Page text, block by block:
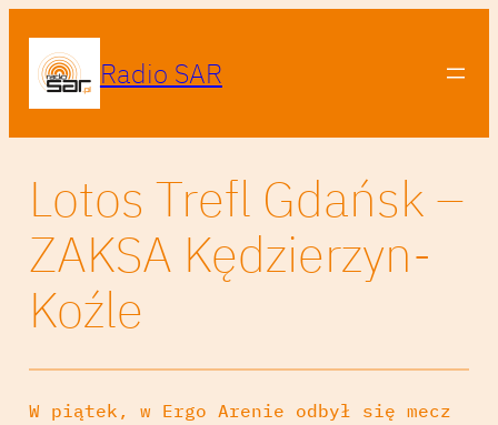
Radio SAR
Lotos Trefl Gdańsk –
ZAKSA Kędzierzyn-
Koźle
W piątek, w Ergo Arenie odbył się mecz